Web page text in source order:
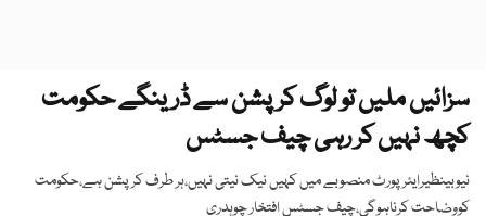
سزائیں ملیں تو لوگ کرپشن سے ڈرینگے حکومت
کچھ نہیں کر رہی چیف جسٹس
نیوبینظیرایئرپورٹ منصوبے میں کہیں نیک نیتی نہیں،ہر طرف کرپشن ہے،حکومت
کووضاحت کرناہوگی،چیف جسٹس افتخار چوہدری